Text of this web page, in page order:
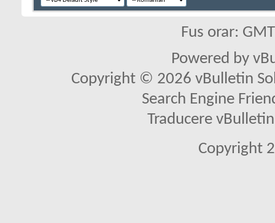
Fus orar:
Powered by
Copyright © 2026 vBulletin
Search Engine
Traducere
Copyright